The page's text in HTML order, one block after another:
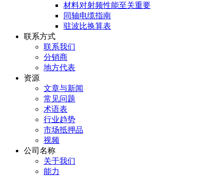
材料对射频性能至关重要
同轴电缆指南
驻波比换算表
联系方式
联系我们
分销商
地方代表
资源
文章与新闻
常见问题
术语表
行业趋势
市场抵押品
视频
公司名称
关于我们
能力